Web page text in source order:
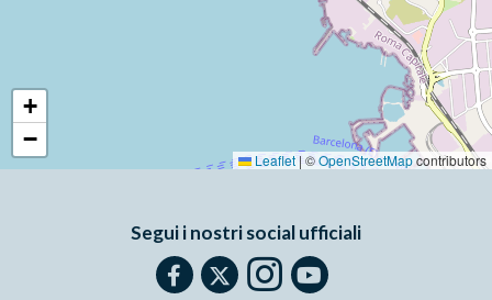
+
−
Leaflet | ©OpenStreetMapcontributors
Segui i nostri social ufficiali